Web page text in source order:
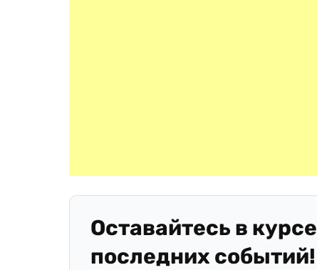
Оставайтесь в курсе
последних событий!